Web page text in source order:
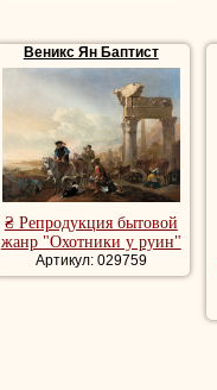
Веникс Ян Баптист
₴ Репродукция бытовой
жанр "Охотники у руин"
Артикул: 029759